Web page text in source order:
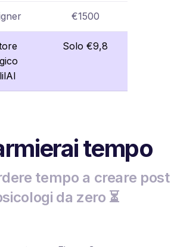
€1500
Solo €9,8
tempo
tempo a creare post
da zero ⏳